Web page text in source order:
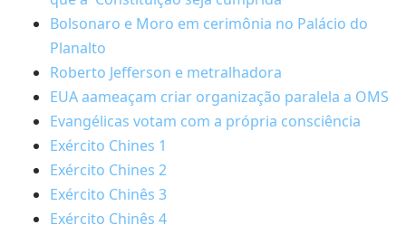
Bolsonaro e Moro em cerimônia no Palácio do
Planalto
Roberto Jefferson e metralhadora
EUA aameaçam criar organização paralela a OMS
Evangélicas votam com a própria consciência
Exército Chines 1
Exército Chines 2
Exército Chinês 3
Exército Chinês 4